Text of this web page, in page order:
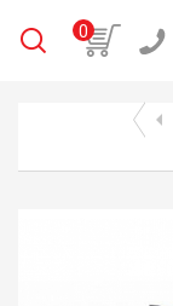
0
arrow_left